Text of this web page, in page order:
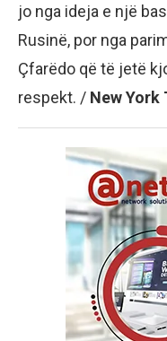
jo nga ideja e një
Rusinë, por nga
Çfarëdo që të jetë
respekt. / New York